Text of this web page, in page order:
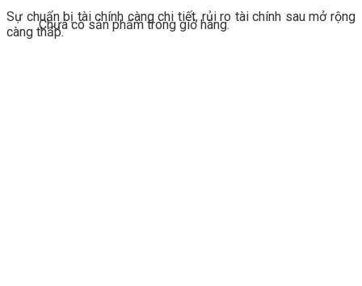
Chưa có sản phẩm trong giỏ hàng.
Sự chuẩn bị tài chính càng chi tiết, rủi ro tài chính sau mở rộng
càng thấp.